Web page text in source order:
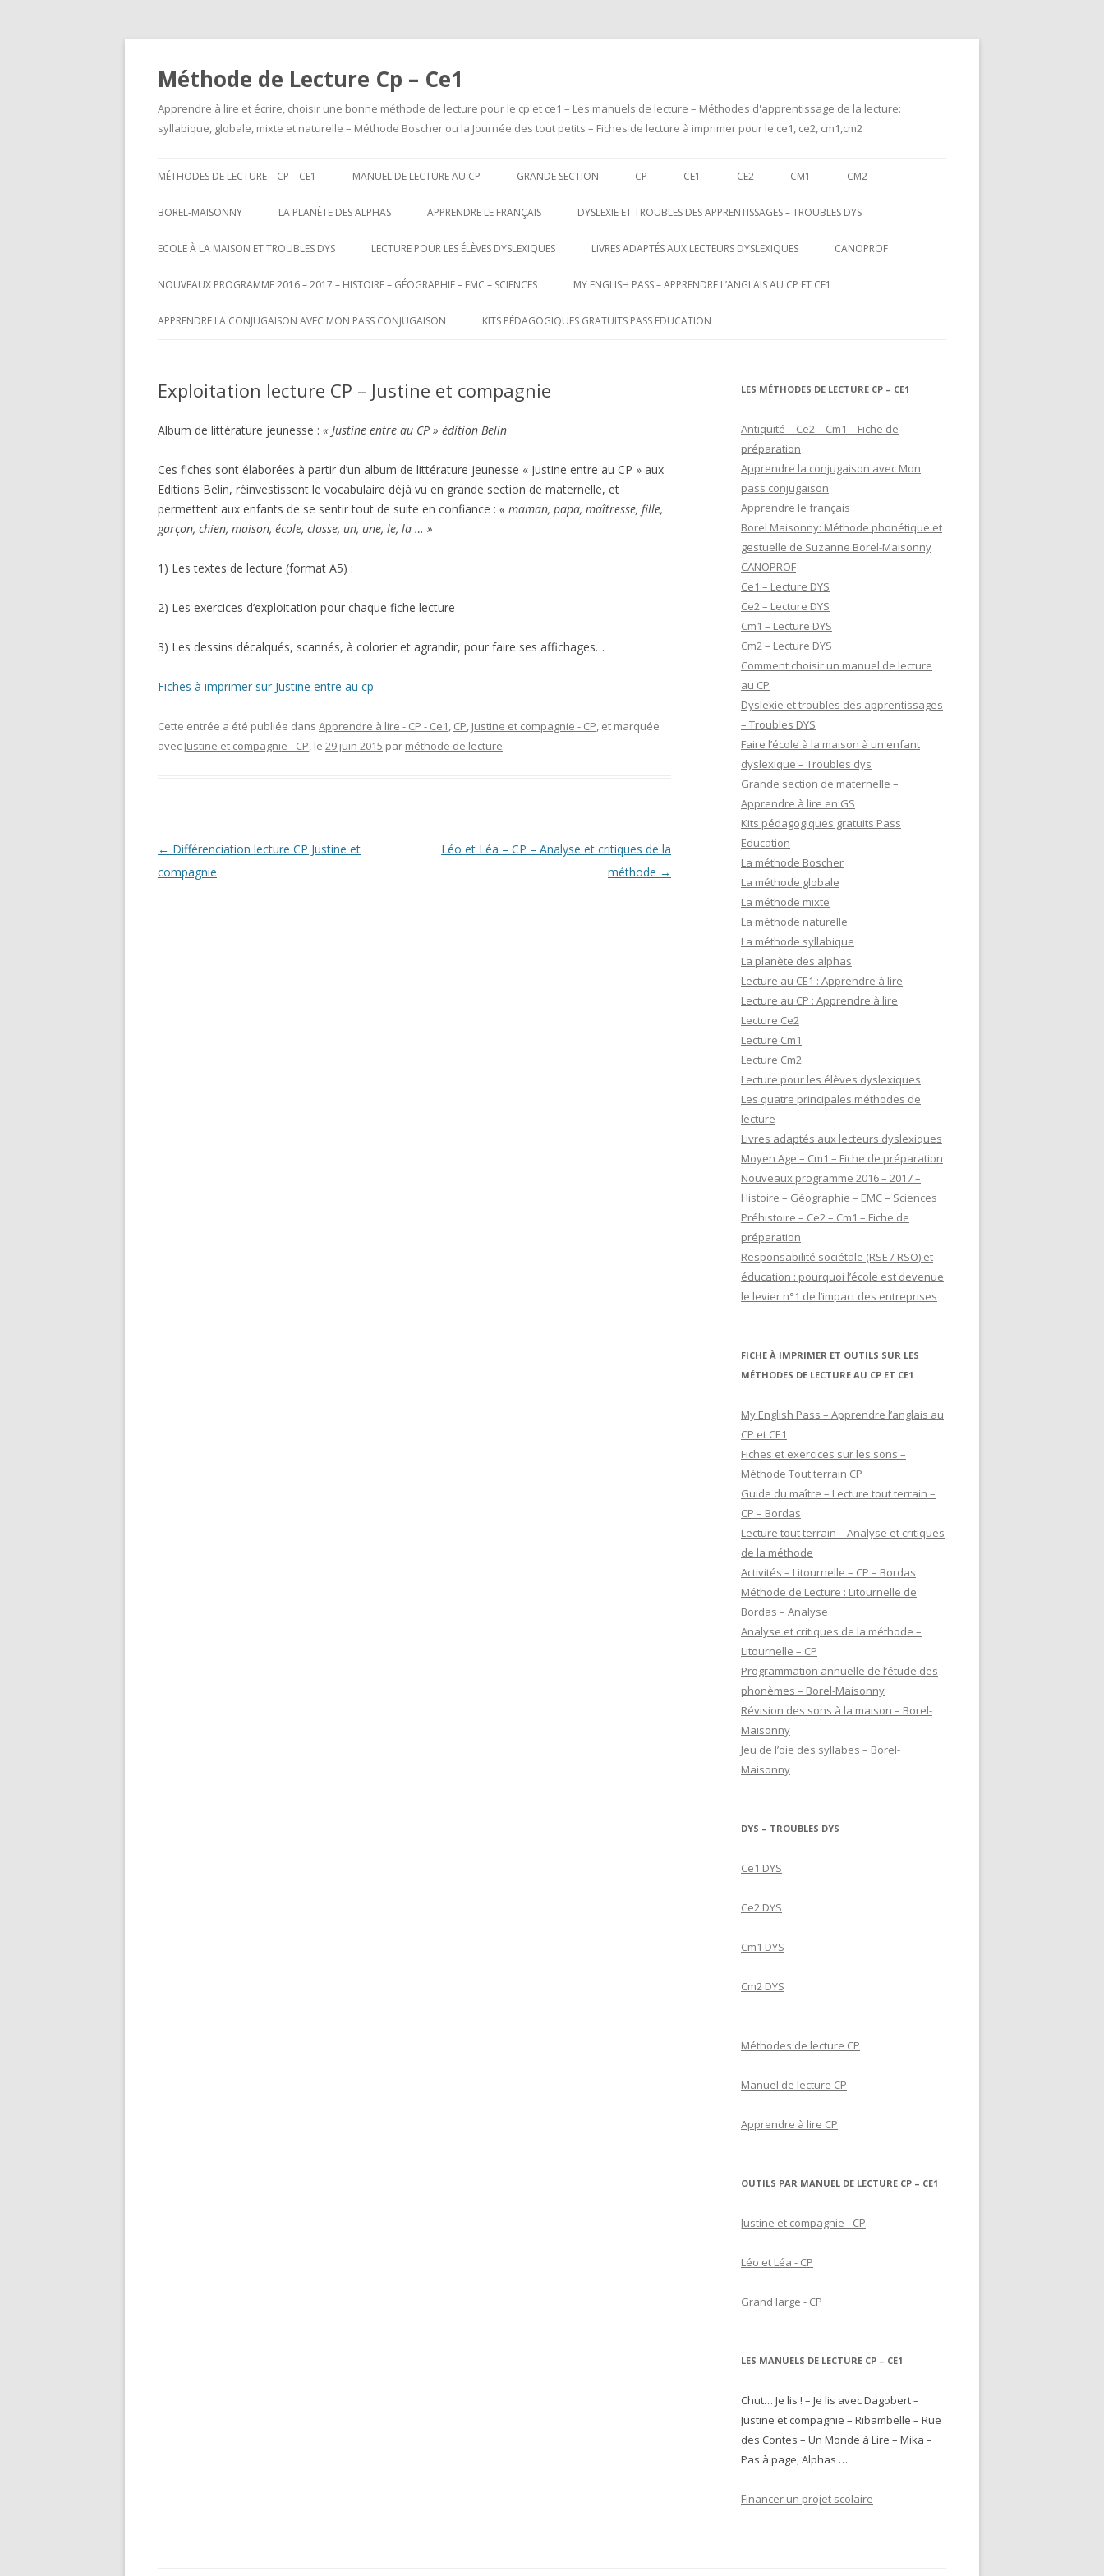
Méthode de Lecture Cp – Ce1
Apprendre à lire et écrire, choisir une bonne méthode de lecture pour le cp et ce1 – Les manuels de lecture – Méthodes d'apprentissage de la lecture:
syllabique, globale, mixte et naturelle – Méthode Boscher ou la Journée des tout petits – Fiches de lecture à imprimer pour le ce1, ce2, cm1,cm2
au
MÉTHODES DE LECTURE – CP – CE1 MANUEL DE LECTURE AU CP GRANDE SECTION CP CE1 CE2 CM1 CM2
BOREL-MAISONNY LA PLANÈTE DES ALPHAS APPRENDRE LE FRANÇAIS DYSLEXIE ET TROUBLES DES APPRENTISSAGES – TROUBLES DYS
ECOLE À LA MAISON ET TROUBLES DYS LECTURE POUR LES ÉLÈVES DYSLEXIQUES LIVRES ADAPTÉS AUX LECTEURS DYSLEXIQUES
CE1 – LECTURE DYS
CE2 – LECTURE DYS
CANOPROF
NOUVEAUX PROGRAMME 2016 – 2017 – HISTOIRE – GÉOGRAPHIE – EMC – SCIENCES
PRÉHISTOIRE – CE2 – CM1
MOYEN AGE – CM1
MY ENGLISH PASS – APPRENDRE L’ANGLAIS AU CP ET CE1
APPRENDRE LA CONJUGAISON AVEC MON PASS CONJUGAISON KITS PÉDAGOGIQUES GRATUITS PASS EDUCATION
Exploitation lecture CP – Justine et compagnie
Album de littérature jeunesse : « Justine entre au CP » édition Belin
Ces fiches sont élaborées à partir d’un album de littérature jeunesse « Justine entre au CP » aux
Editions Belin, réinvestissent le vocabulaire déjà vu en grande section de maternelle, et
permettent aux enfants de se sentir tout de suite en confiance : « maman, papa, maîtresse, fille,
garçon, chien, maison, école, classe, un, une, le, la … »
1) Les textes de lecture (format A5) :
2) Les exercices d’exploitation pour chaque fiche lecture
3) Les dessins décalqués, scannés, à colorier et agrandir, pour faire ses affichages…
Fiches à imprimer sur Justine entre au cp
Cette entrée a été publiée dans Apprendre à lire - CP - Ce1, CP, Justine et compagnie - CP, et marquée
avec Justine et compagnie - CP, le 29 juin 2015 par méthode de lecture.
Navigation
des
← Différenciation lecture CP Justine et
compagnie
Léo et Léa – CP – Analyse et critiques de la
méthode →
LES MÉTHODES DE LECTURE CP – CE1
Antiquité – Ce2 – Cm1 – Fiche de
préparation
Apprendre la conjugaison avec Mon
pass conjugaison
Apprendre le français
Borel Maisonny: Méthode phonétique et
gestuelle de Suzanne Borel-Maisonny
CANOPROF
Ce1 – Lecture DYS
Ce2 – Lecture DYS
Cm1 – Lecture DYS
Cm2 – Lecture DYS
Comment choisir un manuel de lecture
au CP
Dyslexie et troubles des apprentissages
– Troubles DYS
Faire l’école à la maison à un enfant
dyslexique – Troubles dys
Grande section de maternelle –
Apprendre à lire en GS
Kits pédagogiques gratuits Pass
Education
La méthode Boscher
La méthode globale
La méthode mixte
La méthode naturelle
La méthode syllabique
La planète des alphas
Lecture au CE1 : Apprendre à lire
Lecture au CP : Apprendre à lire
Lecture Ce2
Lecture Cm1
Lecture Cm2
Lecture pour les élèves dyslexiques
Les quatre principales méthodes de
lecture
Livres adaptés aux lecteurs dyslexiques
Moyen Age – Cm1 – Fiche de préparation
Nouveaux programme 2016 – 2017 –
Histoire – Géographie – EMC – Sciences
Préhistoire – Ce2 – Cm1 – Fiche de
préparation
Responsabilité sociétale (RSE / RSO) et
éducation : pourquoi l’école est devenue
le levier n°1 de l’impact des entreprises
FICHE À IMPRIMER ET OUTILS SUR LES
MÉTHODES DE LECTURE AU CP ET CE1
My English Pass – Apprendre l’anglais au
CP et CE1
Fiches et exercices sur les sons –
Méthode Tout terrain CP
Guide du maître – Lecture tout terrain –
CP – Bordas
Lecture tout terrain – Analyse et critiques
de la méthode
Activités – Litournelle – CP – Bordas
Méthode de Lecture : Litournelle de
Bordas – Analyse
Analyse et critiques de la méthode –
Litournelle – CP
Programmation annuelle de l’étude des
phonèmes – Borel-Maisonny
Révision des sons à la maison – Borel-
Maisonny
Jeu de l’oie des syllabes – Borel-
Maisonny
DYS – TROUBLES DYS
Ce1 DYS
Ce2 DYS
Cm1 DYS
Cm2 DYS
Méthodes de lecture CP
Manuel de lecture CP
Apprendre à lire CP
OUTILS PAR MANUEL DE LECTURE CP – CE1
Justine et compagnie - CP
Léo et Léa - CP
Grand large - CP
LES MANUELS DE LECTURE CP – CE1
Chut… Je lis ! – Je lis avec Dagobert –
Justine et compagnie – Ribambelle – Rue
des Contes – Un Monde à Lire – Mika –
Pas à page, Alphas …
Financer un projet scolaire